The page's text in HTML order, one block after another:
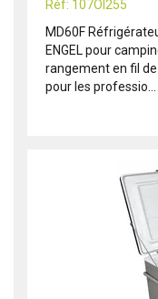
Réf: 107OI255
MD60F
ENGEL pour
rangement en fil
pour les professio...